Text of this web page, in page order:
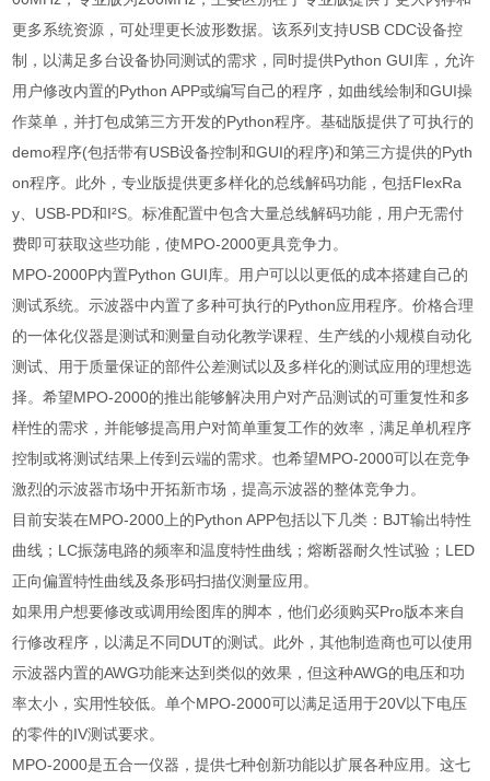
更多系统资源，可处理更长波形数据。该系列支持USB CDC设备控
制，以满足多台设备协同测试的需求，同时提供Python GUI库，允许
用户修改内置的Python APP或编写自己的程序，如曲线绘制和GUI操
作菜单，并打包成第三方开发的Python程序。基础版提供了可执行的
demo程序(包括带有USB设备控制和GUI的程序)和第三方提供的Pyth
on程序。此外，专业版提供更多样化的总线解码功能，包括FlexRa
y
USB-PD和I²S。标准配置中包含大量总线解码功能，用户无需付
费即可获取这些功能，使MPO-2000更具竞争力。
MPO-2000P内置Python GUI库。用户可以以更低的成本搭建自己的
测试系统。示波器中内置了多种可执行的Python应用程序。价格合理
的一体化仪器是测试和测量自动化教学课程、生产线的小规模自动化
测试、用于质量保证的部件公差测试以及多样化的测试应用的理想选
择。希望MPO-2000的推出能够解决用户对产品测试的可重复性和多
样性的需求，并能够提高用户对简单重复工作的效率，满足单机程序
控制或将测试结果上传到云端的需求。也希望MPO-2000可以在竞争
激烈的示波器市场中开拓新市场，提高示波器的整体竞争力。
目前安装在MPO-2000 上的Python APP包括以下几类： BJT输出特性
曲线； LC振荡电路的频率和温度特性曲线；熔断器耐久性试验； LED
正向偏置特性曲线及条形码扫描仪测量应用。
如果用户想要修改或调用绘图库的脚本，他们必须购买Pro版本来自
行修改程序，以满足不同DUT的测试。此外，其他制造商也可以使用
示波器内置的AWG功能来达到类似的效果，但这种AWG的电压和功
率太小，实用性较低。单个MPO-2000可以满足适用于20V以下电压
的零件的IV测试要求。
MPO-2000是五合一仪器，提供七种创新功能以扩展各种应用。这七